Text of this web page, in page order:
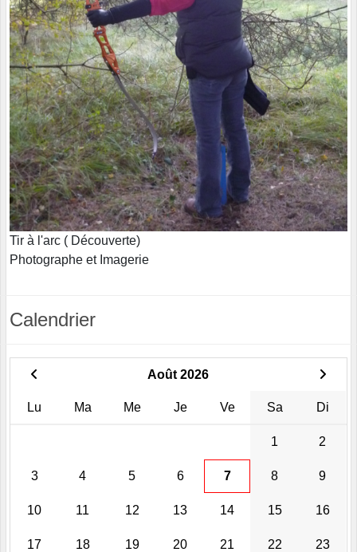
Tir à l'arc ( Découverte)
Photographe et Imagerie
Calendrier
Août 2026
Lu Ma Me Je Ve Sa Di
1 2
3 4 5 6 7 8 9
10 11 12 13 14 15 16
17 18 19 20 21 22 23